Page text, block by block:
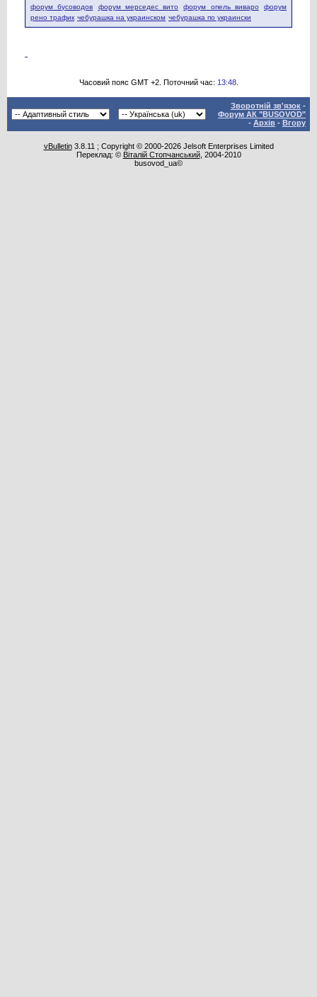
форум бусоводов форум мерседес вито форум опель виваро
форум
рено трафик чебурашка на украинском чебурашка по украински
Часовий пояс GMT +2. Поточний час: 13:48.
Зворотній зв'язок -
Форум АК "BUSOVOD"
- Архів - Вгору
vBulletin3.8.11 ; Copyright © 2000-2026 Jelsoft Enterprises Limited
Переклад: © Віталій Стопчанський, 2004-2010
busovod_ua©